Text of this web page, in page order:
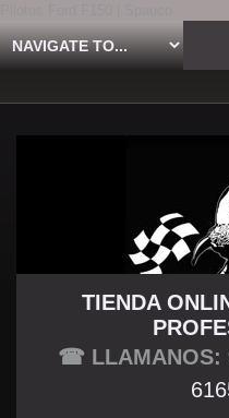
TU
TIENDA
☎ LLAMANOS: